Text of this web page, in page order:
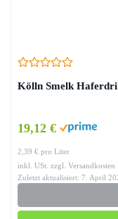
Kölln Smelk
19,12 €
2,39 € pro Liter
inkl. USt. zzgl. Versandkosten
Zuletzt aktualisiert: 7. April